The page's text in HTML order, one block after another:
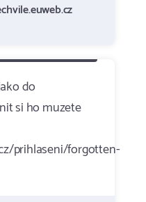
do
si ho muzete
prihlaseni/forgotten-